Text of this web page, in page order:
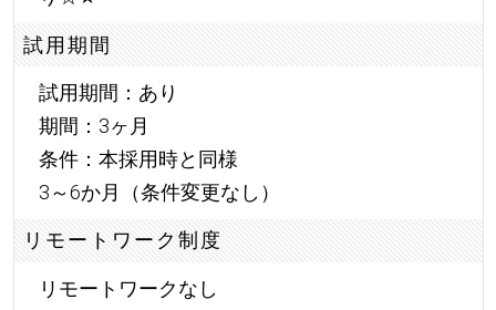
試用期間
試用期間：あり
期間：3ヶ月
条件：本採用時と同様
3～6か月（条件変更なし）
リモートワーク制度
リモートワークなし